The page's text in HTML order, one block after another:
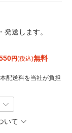
発送します。
円(税込)無料
配送料を当社が負担
いて